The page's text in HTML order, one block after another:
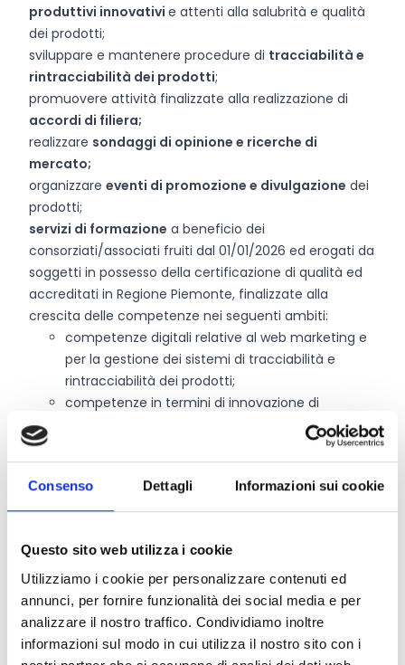
Consenso Dettagli Informazioni sui cookie
Questo sito web utilizza i cookie
Utilizziamo i cookie per personalizzare contenuti ed
annunci, per fornire funzionalità dei social media e per
analizzare il nostro traffico. Condividiamo inoltre
informazioni sul modo in cui utilizza il nostro sito con i
produttivi innovativi e attenti alla salubrità e qualità
dei prodotti;
sviluppare e mantenere procedure di tracciabilità e
rintracciabilità dei prodotti;
promuovere attività finalizzate alla realizzazione di
accordi di filiera;
realizzare sondaggi di opinione e ricerche di
mercato;
organizzare eventi di promozione e divulgazione dei
prodotti;
servizi di formazione a beneficio dei
consorziati/associati fruiti dal 01/01/2026 ed erogati da
soggetti in possesso della certificazione di qualità ed
accreditati in Regione Piemonte, finalizzate alla
crescita delle competenze nei seguenti ambiti:
competenze digitali relative al web marketing e
per la gestione dei sistemi di tracciabilità e
rintracciabilità dei prodotti;
competenze in termini di innovazione di
competenze in termini di sostenibilità e di
riconversione ambientale.
Chi può partecipare
Possono presentare domanda i seguenti soggetti
aventi sede o unità locale inprovincia di Cuneo
associazioni di produttori agricoli e zootecnici;
consorzi di tutela e valorizzazione costituiti da